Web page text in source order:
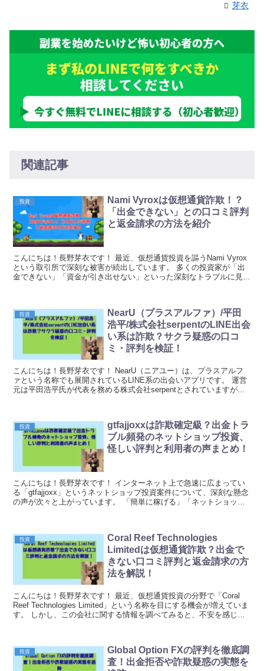
芽衣
関連記事
投資
Nami Vyroxは仮想通貨詐欺！？
「出金できない」との口コミ評判
と返金請求の方法を紹介
こんにちは！長野芽衣です！ 最近、仮想通貨投資を謳うNami Vyrox
という取引所で深刻な被害が続出しています。 多くの投資家が「出
金できない」「資金が引き出せない」といった深刻なトラブルに見舞
投資
NearU（プラスアルファ）/平田
浩平/株式会社serpentのLINE出会
い系は詐欺？サクラ疑惑の口コ
ミ・評判を検証！
こんにちは！長野芽衣です！ NearU（ニアユー）は、プラスアルフ
ァという名称でも展開されているLINE系の出会いアプリです。 運営
元は平田浩平氏が代表を務める株式会社serpentとされていますが、
投資
gtfajjoxxは詐欺確定級？出金トラ
ブル頻発のネットショップ投資、
怪しい評判と利用者の声まとめ！
こんにちは！長野芽衣です！ インターネット上で急速に広まってい
る「gtfajjoxx」というネットショップ投資案件について、深刻な懸念
の声が次々と上がっています。 「簡単に稼げる」「ネットショップ
投資
Coral Reef Technologies
Limitedは仮想通貨詐欺？出金で
きない口コミ評判と返金請求の方
法を解説！
こんにちは！長野芽衣です！ 最近、仮想通貨投資の分野で「Coral
Reef Technologies Limited」という名称を目にする機会が増えていま
す。 しかし、この会社に関する情報を調べてみると、不安を感じざ
投資
Global Option FXの評判を徹底調
査！出金拒否や詐欺疑惑の実態を